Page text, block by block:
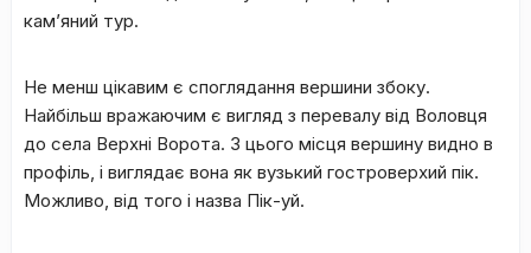
кам’яний тур.
Не менш цікавим є споглядання вершини збоку.
Найбільш вражаючим є вигляд з перевалу від Воловця
до села Верхні Ворота. З цього місця вершину видно в
профіль, і виглядає вона як вузький гостроверхий пік.
Можливо, від того і назва Пік-уй.